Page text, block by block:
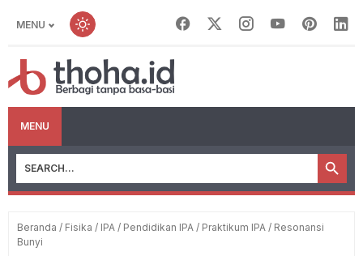
MENU
MENU
Beranda / Fisika / IPA / Pendidikan IPA / Praktikum IPA / Resonansi
Bunyi